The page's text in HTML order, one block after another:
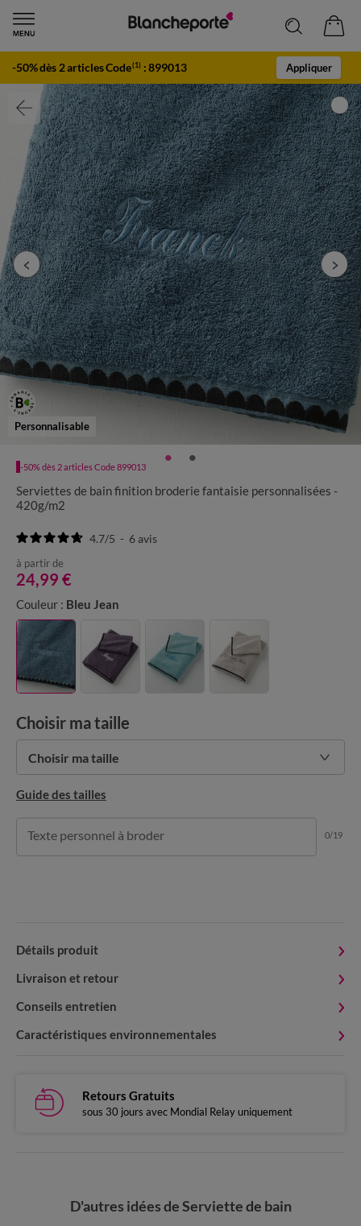
-50% dès 2 articles Code(1) :899013 Appliquer
Personnalisable
-50% dès 2 articles Code 899013
Serviettes de bain finition broderie fantaisie personnalisées -
420g/m2
4.7/5 - 6avis
à partir de
24,99 €
Couleur : Bleu Jean
Choisir ma taille
Choisir ma taille
Guide des tailles
Texte personnel à broder 0/19
Détails produit
Livraison et retour
Conseils entretien
Caractéristiques environnementales
Retours Gratuits
sous 30 jours avec Mondial Relay uniquement
D'autres idées de Serviette de bain